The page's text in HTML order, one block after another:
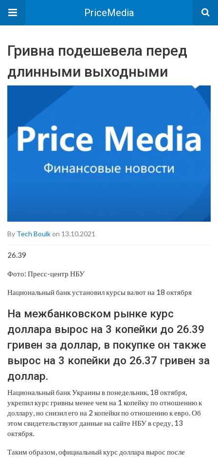
PriceMedia
Гривна подешевела перед
длинными выходными
By Tech Boulkon 13.10.2021
26.39
Фото: Пресс-центр НБУ
Национальный банк установил курсы валют на 18 октября
На межбанковском рынке курс
доллара вырос на 3 копейки до 26.39
гривен за доллар, в покупке он также
вырос на 3 копейки до 26.37 гривен за
доллар.
Национальный банк Украины в понедельник, 18 октября,
укрепил курс гривны менее чем на 1 копейку по отношению к
доллару, но снизил его на 2 копейки по отношению к евро. Об
этом свидетельствуют данные на сайте НБУ в среду, 13
октября.
Таким образом, официальный курс доллара вырос после